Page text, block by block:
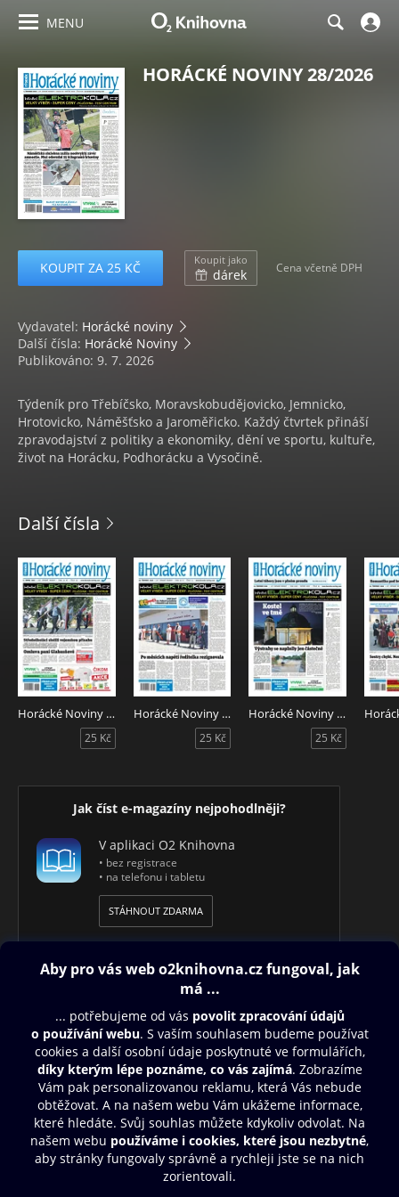
MENU
HORÁCKÉ NOVINY 28/2026
KOUPIT ZA 25 KČ Koupit jako
dárek Cena včetně DPH
Vydavatel: Horácké noviny
Další čísla: Horácké Noviny
Publikováno: 9. 7. 2026
Týdeník pro Třebíčsko, Moravskobudějovicko, Jemnicko,
Hrotovicko, Náměšťsko a Jaroměřicko. Každý čtvrtek přináší
zpravodajství z politiky a ekonomiky, dění ve sportu, kultuře,
život na Horácku, Podhorácku a Vysočině.
Další čísla
Horácké Noviny 32/2026
25 Kč
Horácké Noviny 31/2026
25 Kč
Horácké Noviny 30/2026
25 Kč
Jak číst e-magazíny nejpohodlněji?
V aplikaci O2 Knihovna
• bez registrace
• na telefonu i tabletu
STÁHNOUT ZDARMA
Obsah ke stažení
Moje O2 Knihovna
Další zábava
© O2 Czech Republic a.s.